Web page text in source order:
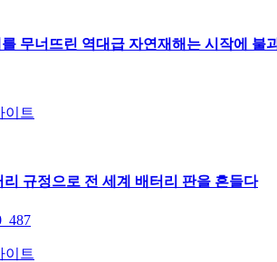
를 무너뜨린 역대급 자연재해는 시작에 불
이트
규정으로 전 세계 배터리 판을 흔들다
이트